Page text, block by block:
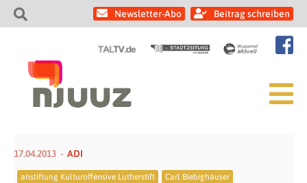
Newsletter-Abo Beitrag schreiben
17.04.2013 ADI
anstiftung Kulturoffensive Lutherstift
Carl Biebighäuser